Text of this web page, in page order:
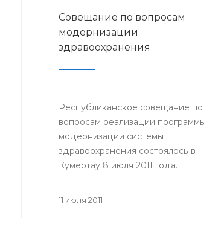
Совещание по вопросам
модернизации
здравоохранения
Республиканское совещание по
вопросам реализации программы
модернизации системы
здравоохранения состоялось в
Кумертау 8 июля 2011 года.
11 июля 2011